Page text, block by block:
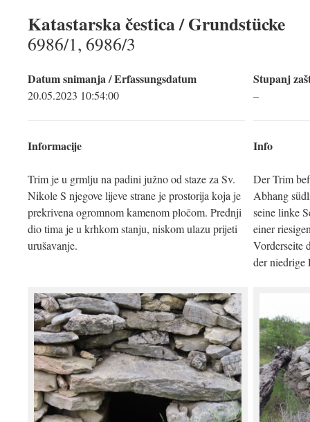
Katastarska čestica / Grundstücke
6986/1, 6986/3
Datum snimanja / Erfassungsdatum
20.05.2023 10:54:00
Informacije
Trim je u grmlju na padini južno od staze za Sv.
Nikole S njegove lijeve strane je prostorija koja je
prekrivena ogromnom kamenom pločom. Prednji
dio tima je u krhkom stanju, niskom ulazu prijeti
urušavanje.
Stupanj
–
Info
Der Trim
Abhang
seine linke
einer
Vorderseite
der niedrige